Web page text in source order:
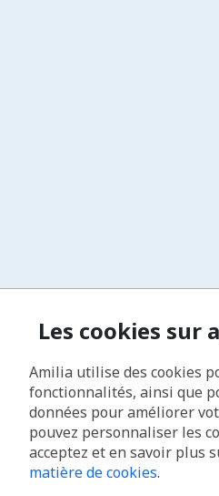
Les cookies sur
Amilia utilise des cookies
fonctionnalités, ainsi que
données pour améliorer
pouvez personnaliser les
acceptez et en savoir plus
matière de cookies.